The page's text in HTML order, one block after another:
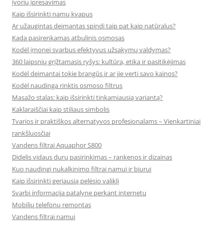
įvorių įpresavimas
Kaip išsirinkti namų kvapus
Ar užaugintas deimantas spindi taip pat kaip natūralus?
Kada pasirenkamas atbulinis osmosas
Kodėl įmonei svarbus efektyvus užsakymų valdymas?
360 laipsnių grįžtamasis ryšys: kultūra, etika ir pasitikėjimas
Kodėl deimantai tokie brangūs ir ar jie verti savo kainos?
Kodėl naudinga rinktis osmoso filtrus
Masažo stalas: kaip išsirinkti tinkamiausią variantą?
Kaklaraiščiai kaip stiliaus simbolis
Tvarios ir praktiškos alternatyvos profesionalams – Vienkartiniai
rankšluosčiai
Vandens filtrai Aquaphor S800
Didelis vidaus durų pasirinkimas – rankenos ir dizainas
Kuo naudingi nukalkinimo filtrai namui ir biurui
Kaip išsirinkti geriausią pelėsio valiklį
Svarbi informacija patalyne perkant internetu
Mobilių telefonų remontas
Vandens filtrai namui